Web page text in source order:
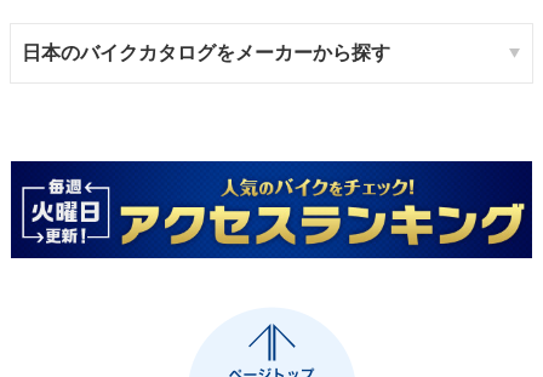
日本のバイクカタログをメーカーから探す